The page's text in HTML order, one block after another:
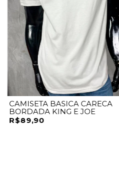
CAMISETA BASICA CARECA
BORDADA KING E JOE
R$89,90